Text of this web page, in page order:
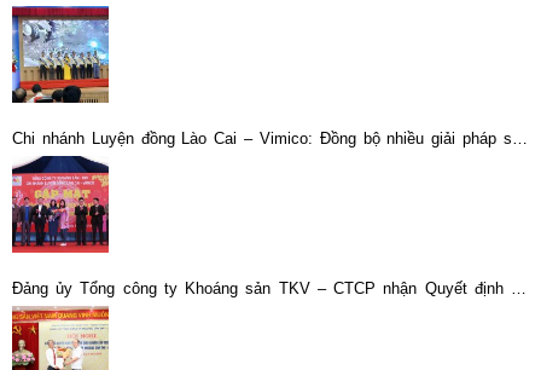
ATVSV giỏi TKV lần thứ XII, năm 2023
Chi nhánh Luyện đồng Lào Cai – Vimico: Đồng bộ nhiều giải pháp sản
xuất, kinh doanh
Đảng ủy Tổng công ty Khoáng sản TKV – CTCP nhận Quyết định thí
điểm giao quyền cấp trên cơ sở của Đảng ủy Khối Doanh nghiệp Trung
ương